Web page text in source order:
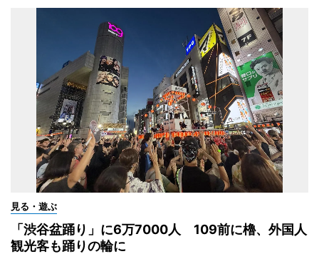
見る・遊ぶ
「渋谷盆踊り」に6万7000人 109前に櫓、外国人
観光客も踊りの輪に